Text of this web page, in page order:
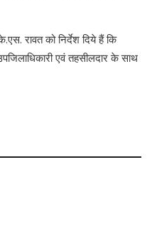
रावत को निर्देश दिये हैं कि
एवं तहसीलदार के साथ